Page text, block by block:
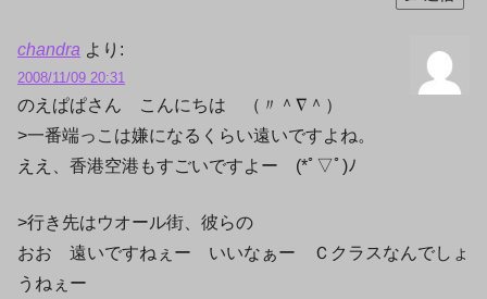
chandra より:
2008/11/09 20:31
のえぱぱさん こんにちは （〃＾∇＾）
>一番端っこは嫌になるくらい遠いですよね。
ええ、香港空港もすごいですよー (*ﾟ▽ﾟ)ﾉ
>行き先はウオール街、彼らの
おお 遠いですねぇー いいなぁー Ｃクラスなんでしょ
うねぇー